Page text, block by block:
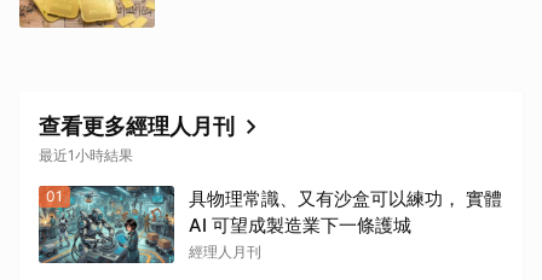
查看更多經理人月刊
最近1小時結果
01
具物理常識、又有沙盒可以練功， 實體
AI 可望成製造業下一條護城
經理人月刊